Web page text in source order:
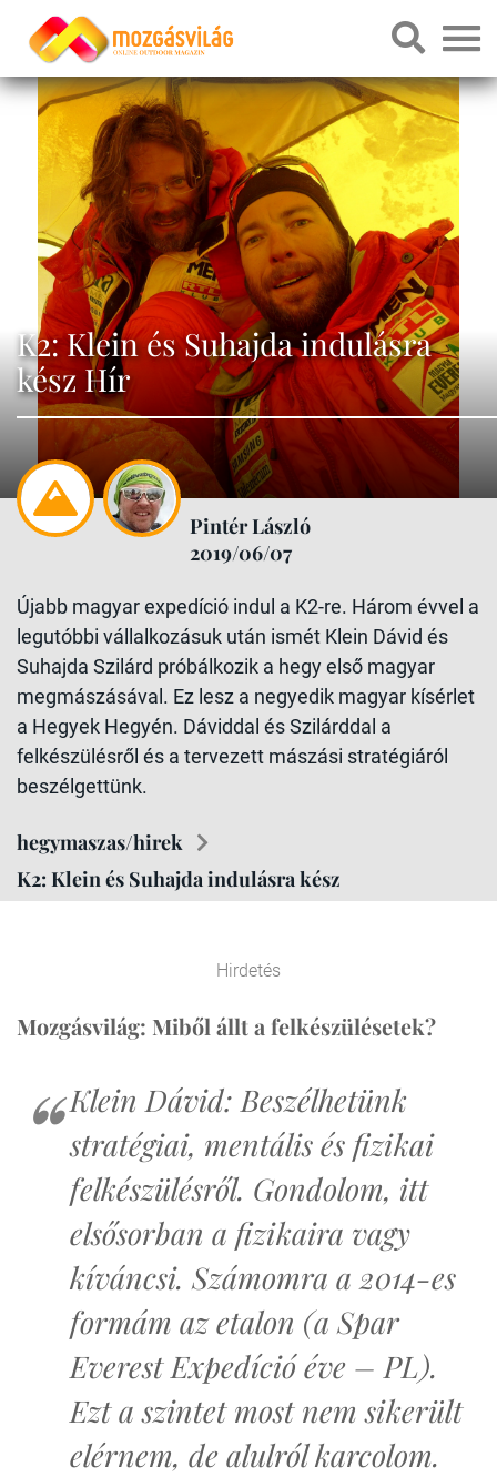
K2: Klein és Suhajda indulásra
kész Hír
Pintér László
2019/06/07
Újabb magyar expedíció indul a K2-re. Három évvel a
legutóbbi vállalkozásuk után ismét Klein Dávid és
Suhajda Szilárd próbálkozik a hegy első magyar
megmászásával. Ez lesz a negyedik magyar kísérlet
a Hegyek Hegyén. Dáviddal és Szilárddal a
felkészülésről és a tervezett mászási stratégiáról
beszélgettünk.
hegymaszas/hirek
K2: Klein és Suhajda indulásra kész
Hirdetés
Mozgásvilág: Miből állt a felkészülésetek?
Klein Dávid: Beszélhetünk
stratégiai, mentális és fizikai
felkészülésről. Gondolom, itt
elsősorban a fizikaira vagy
kíváncsi. Számomra a 2014-es
formám az etalon (a Spar
Everest Expedíció éve – PL).
Ezt a szintet most nem sikerült
elérnem, de alulról karcolom.